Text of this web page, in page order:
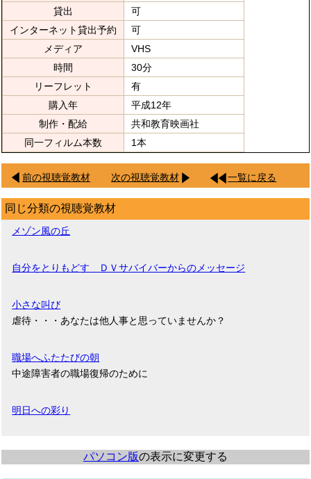
貸出
可
インターネット貸出予約
可
メディア
VHS
時間
30分
リーフレット
有
購入年
平成12年
制作・配給
共和教育映画社
同一フィルム本数
1本
前の視聴覚教材 次の視聴覚教材 一覧に戻る
同じ分類の視聴覚教材
メゾン風の丘
自分をとりもどす ＤＶサバイバーからのメッセージ
小さな叫び
虐待・・・あなたは他人事と思っていませんか？
職場へふたたびの朝
中途障害者の職場復帰のために
明日への彩り
パソコン版の表示に変更する